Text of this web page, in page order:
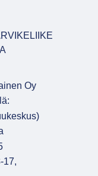
Oy
17,